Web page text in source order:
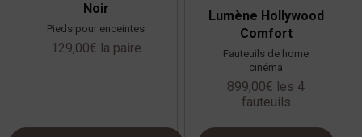
Noir
Pieds pour enceintes
129,00€ la paire
Lumène Hollywood
Comfort
Fauteuils de home
cinéma
899,00€ les 4
fauteuils